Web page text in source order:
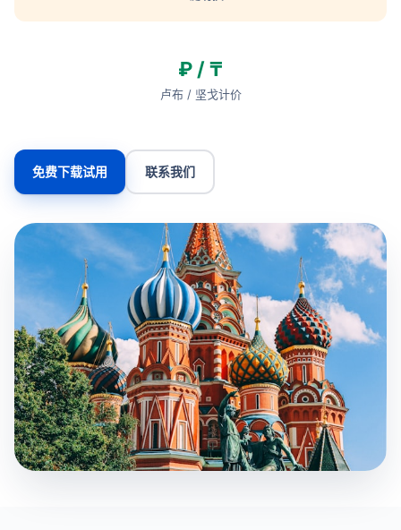
₽ / ₸
卢布 / 坚戈计价
免费下载试用 联系我们